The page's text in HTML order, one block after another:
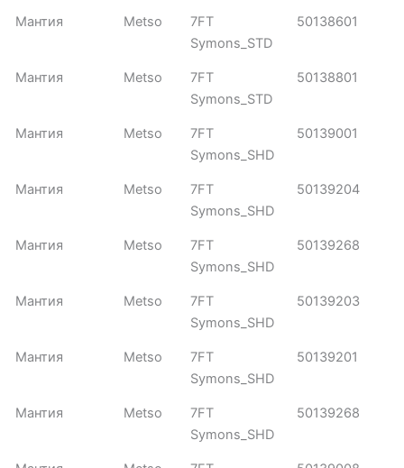
Мантия Metso
7FT
Symons_STD
50138601
Мантия Metso
7FT
Symons_STD
50138801
Мантия Metso
7FT
Symons_SHD
50139001
Мантия Metso
7FT
Symons_SHD
50139204
Мантия Metso
7FT
Symons_SHD
50139268
Мантия Metso
7FT
Symons_SHD
50139203
Мантия Metso
7FT
Symons_SHD
50139201
Мантия Metso
7FT
Symons_SHD
50139268